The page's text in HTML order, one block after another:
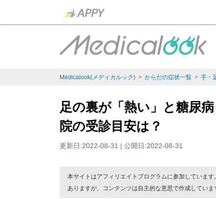
Medicalook(メディカルック) > からだの症状一覧 > 手・
足の裏が「熱い」と糖尿
院の受診目安は？
更新日:2022-08-31 | 公開日:2022-08-31
本サイトはアフィリエイトプログラムに参加していま
ありますが、コンテンツは自主的な意思で作成していま